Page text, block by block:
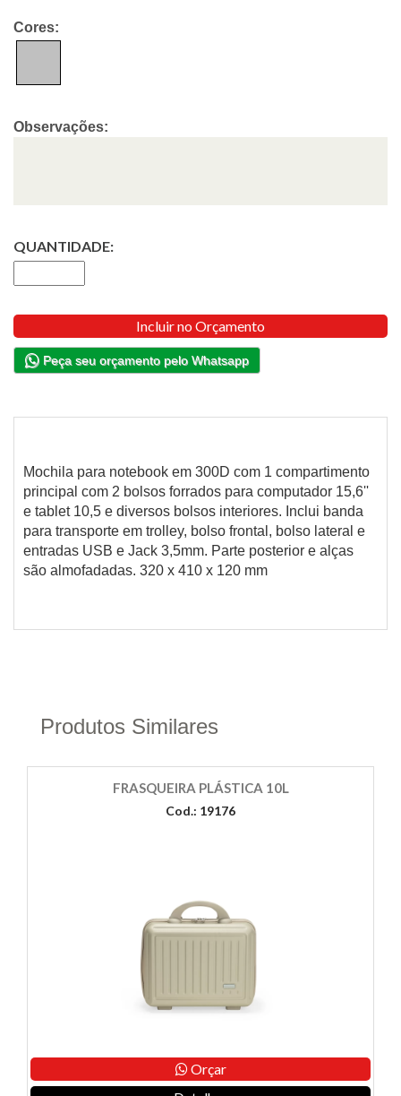
Cores:
Observações:
QUANTIDADE:
Incluir no Orçamento
Peça seu orçamento pelo Whatsapp
Mochila para notebook em 300D com 1 compartimento
principal com 2 bolsos forrados para computador 15,6''
e tablet 10,5 e diversos bolsos interiores. Inclui banda
para transporte em trolley, bolso frontal, bolso lateral e
entradas USB e Jack 3,5mm. Parte posterior e alças
são almofadadas. 320 x 410 x 120 mm
Produtos Similares
FRASQUEIRA PLÁSTICA 10L
Cod.: 19176
Orçar